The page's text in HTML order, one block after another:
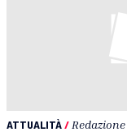
ATTUALITÀ/ Redazione